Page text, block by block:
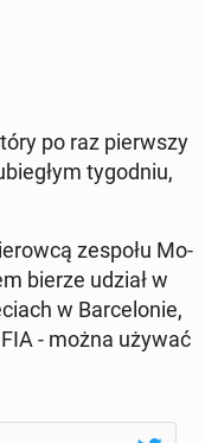
po raz pierw­szy
ty­go­dniu,
zespołu Mo­
bierze udział w
w Bar­ce­lo­nie,
- można używać